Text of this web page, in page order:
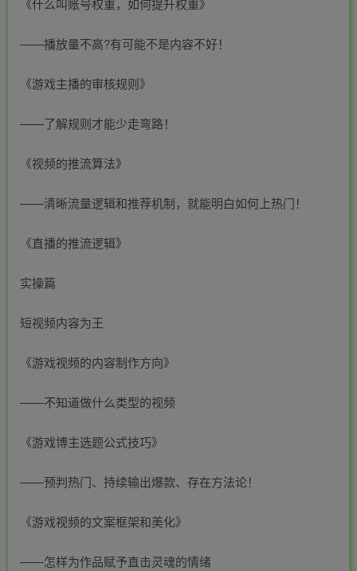
《什么叫账号权重，如何提升权重》
——播放量不高?有可能不是内容不好！
《游戏主播的审核规则》
——了解规则才能少走弯路！
《视频的推流算法》
——清晰流量逻辑和推荐机制，就能明白如何上热门！
《直播的推流逻辑》
实操篇
短视频内容为王
《游戏视频的内容制作方向》
——不知道做什么类型的视频
《游戏博主选题公式技巧》
——预判热门、持续输出爆款、存在方法论！
《游戏视频的文案框架和美化》
——怎样为作品赋予直击灵魂的情绪